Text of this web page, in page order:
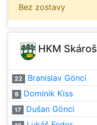
Bez zostavy
HKM Skároš
22 Branislav Gönci
9 Dominik Kiss
17 Dušan Gönci